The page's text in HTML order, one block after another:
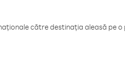
către destinația aleasă pe